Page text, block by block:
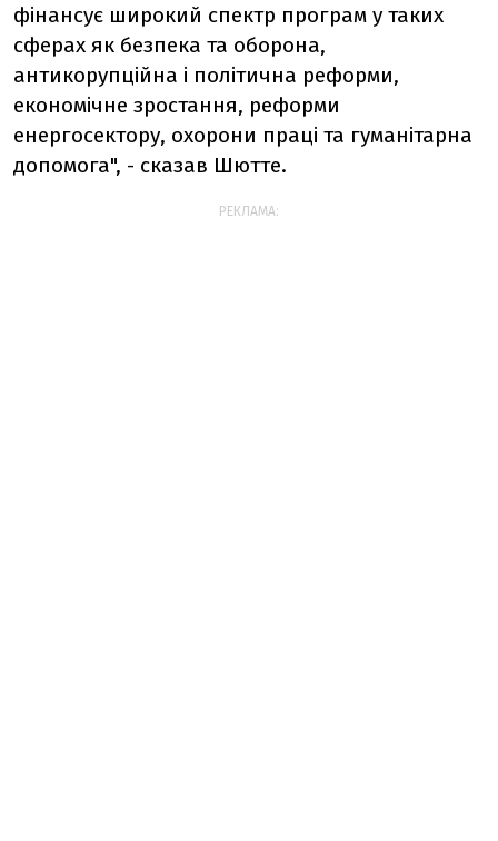
фінансує широкий спектр програм у таких
сферах як безпека та оборона,
антикорупційна і політична реформи,
економічне зростання, реформи
енергосектору, охорони праці та гуманітарна
допомога", - сказав Шютте.
РЕКЛАМА: